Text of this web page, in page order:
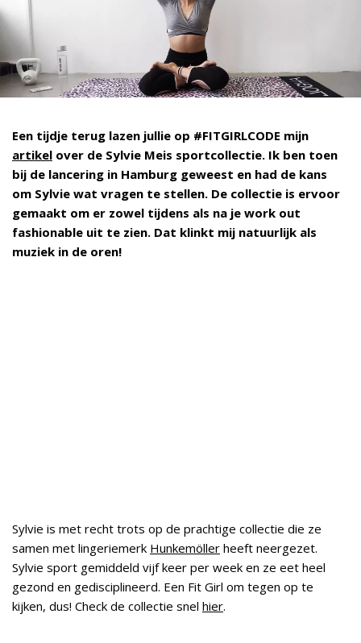
Een tijdje terug lazen jullie op #FITGIRLCODE mijn
artikel over de Sylvie Meis sportcollectie. Ik ben toen
bij de lancering in Hamburg geweest en had de kans
om Sylvie wat vragen te stellen. De collectie is ervoor
gemaakt om er zowel tijdens als na je work out
fashionable uit te zien. Dat klinkt mij natuurlijk als
muziek in de oren!
Sylvie is met recht trots op de prachtige collectie die ze
samen met lingeriemerk Hunkemöller heeft neergezet.
Sylvie sport gemiddeld vijf keer per week en ze eet heel
gezond en gedisciplineerd. Een Fit Girl om tegen op te
kijken, dus! Check de collectie snel hier.